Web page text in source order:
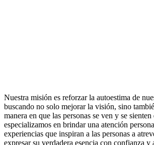
Nuestra misión es reforzar la autoestima de
buscando no solo mejorar la visión, sino
manera en que las personas se ven y se
especializamos en brindar una atención
experiencias que inspiran a las personas a
expresar su verdadera esencia con confianza